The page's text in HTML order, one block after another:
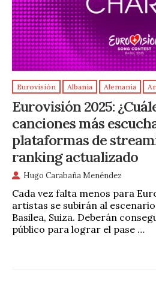
Eurovisión Albania Alemania
Eurovisión 2025:
canciones más
plataformas de
ranking actualizado
Hugo Carabaña Menéndez
Cada vez falta menos para
artistas se subirán al escenario
Basilea, Suiza. Deberán
público para lograr el pase …